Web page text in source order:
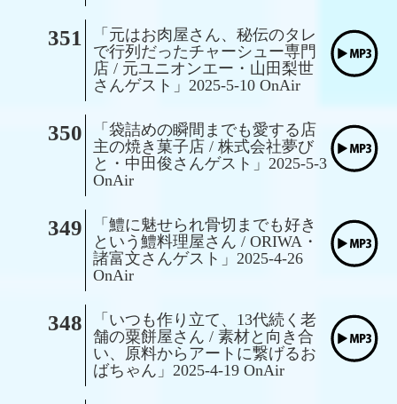
351
「元はお肉屋さん、秘伝のタレ
で行列だったチャーシュー専門
店 / 元ユニオンエー・山田梨世
さんゲスト」2025-5-10 OnAir
350
「袋詰めの瞬間までも愛する店
主の焼き菓子店 / 株式会社夢び
と・中田俊さんゲスト」2025-5-3
OnAir
349
「鱧に魅せられ骨切までも好き
という鱧料理屋さん / ORIWA・
諸富文さんゲスト」2025-4-26
OnAir
348
「いつも作り立て、13代続く老
舗の粟餅屋さん / 素材と向き合
い、原料からアートに繋げるお
ばちゃん」2025-4-19 OnAir